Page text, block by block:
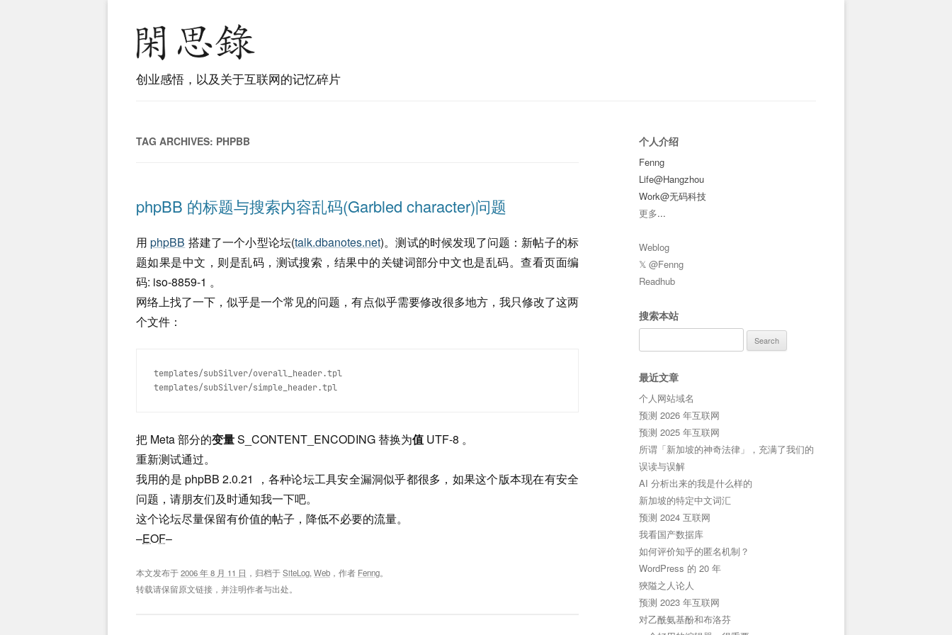
创业感悟，以及关于互联网的记忆碎片
TAG ARCHIVES: PHPBB
phpBB 的标题与搜索内容乱码(Garbled character)问题
用phpBB 搭建了一个小型论坛(talk.dbanotes.net)。测试的时候发现了问题：新帖子的标
题如果是中文，则是乱码，测试搜索，结果中的关键词部分中文也是乱码。查看页面编
码: iso-8859-1 。
网络上找了一下，似乎是一个常见的问题，有点似乎需要修改很多地方，我只修改了这两
个文件：
templates/subSilver/overall_header.tpl
templates/subSilver/simple_header.tpl
把 Meta 部分的变量S_CONTENT_ENCODING 替换为值 UTF-8 。
重新测试通过。
我用的是 phpBB 2.0.21 ，各种论坛工具安全漏洞似乎都很多，如果这个版本现在有安全
问题，请朋友们及时通知我一下吧。
这个论坛尽量保留有价值的帖子，降低不必要的流量。
–EOF–
本文发布于2006 年 8 月 11 日 ，归档于SiteLog, Web ，作者 Fenng。
转载请保留原文链接，并注明作者与出处。
个人介绍
Fenng
Life@Hangzhou
Work@无码科技
更多...
Weblog
𝕏 @Fenng
Readhub
搜索本站
for:
最近文章
个人网站域名
预测 2026 年互联网
预测 2025 年互联网
所谓「新加坡的神奇法律」，充满了我们的
误读与误解
AI 分析出来的我是什么样的
新加坡的特定中文词汇
预测 2024 互联网
我看国产数据库
如何评价知乎的匿名机制？
WordPress 的 20 年
狹隘之人论人
预测 2023 年互联网
对乙酰氨基酚和布洛芬